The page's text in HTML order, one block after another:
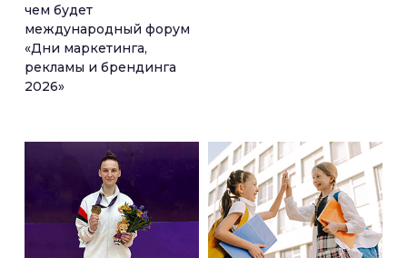
чем будет
международный форум
«Дни маркетинга,
рекламы и брендинга
2026»